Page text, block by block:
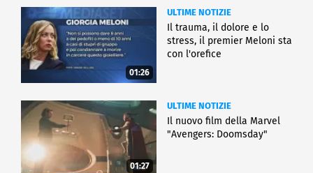
01:26
ULTIME NOTIZIE
Il trauma, il dolore e lo
stress, il premier Meloni sta
con l'orefice
01:27
ULTIME NOTIZIE
Il nuovo film della Marvel
"Avengers: Doomsday"